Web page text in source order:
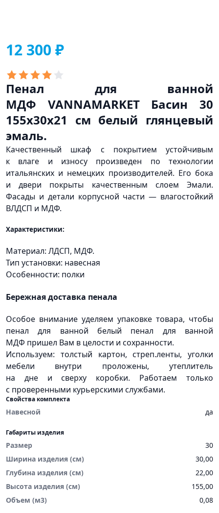
12 300 ₽
Пенал для ванной
МДФ VANNAMARKET Басин 30
155х30х21 см белый глянцевый
эмаль.
Качественный шкаф с покрытием устойчивым
к влаге и износу произведен по технологии
итальянских и немецких производителей. Его бока
и двери покрыты качественным слоем Эмали.
Фасады и детали корпусной части — влагостойкий
ВЛДСП и МДФ.
Характеристики:
Материал: ЛДСП, МДФ.
Тип установки: навесная
Особенности: полки
Бережная доставка пенала
Особое внимание уделяем упаковке товара, чтобы
пенал для ванной белый пенал для ванной
МДФ пришел Вам в целости и сохранности.
Используем: толстый картон, стреп.ленты, уголки
мебели внутри проложены, утеплитель
на дне и сверху коробки. Работаем только
с проверенными курьерскими службами.
Свойства комплекта
Навесной да
Габариты изделия
Размер
30
Ширина изделия (см)
30,00
Глубина изделия (см)
22,00
Высота изделия (см)
155,00
Объем (м3)
0,08